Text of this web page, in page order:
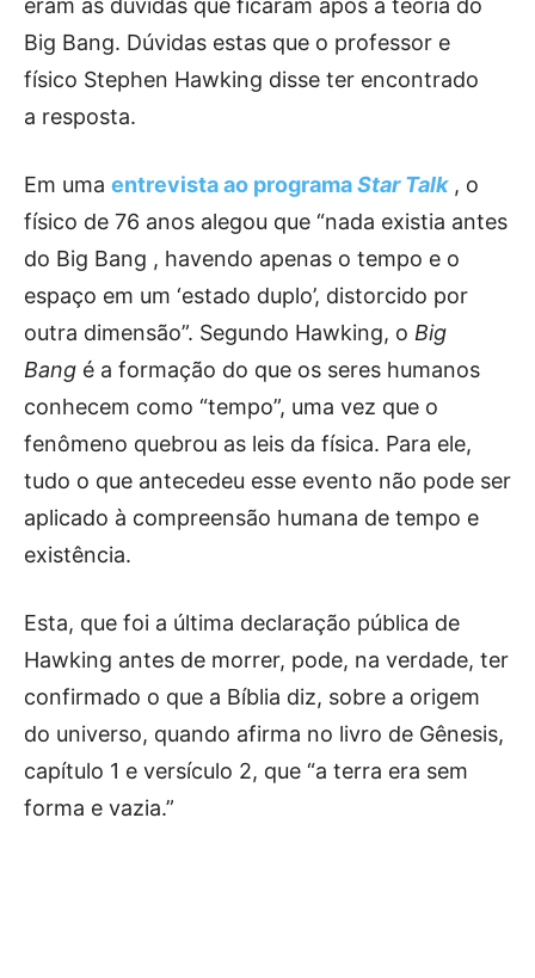
eram as dúvidas que ficaram após a teoria do
Big Bang. Dúvidas estas que o professor e
físico Stephen Hawking disse ter encontrado
a resposta.
Em uma entrevista ao programaStar Talk, o
físico de 76 anos alegou que “nada existia antes
do Big Bang , havendo apenas o tempo e o
espaço em um ‘estado duplo’, distorcido por
outra dimensão”. Segundo Hawking, o Big
Bang é a formação do que os seres humanos
conhecem como “tempo”, uma vez que o
fenômeno quebrou as leis da física. Para ele,
tudo o que antecedeu esse evento não pode ser
aplicado à compreensão humana de tempo e
existência.
Esta, que foi a última declaração pública de
Hawking antes de morrer, pode, na verdade, ter
confirmado o que a Bíblia diz, sobre a origem
do universo, quando afirma no livro de Gênesis,
capítulo 1 e versículo 2, que “a terra era sem
forma e vazia.”